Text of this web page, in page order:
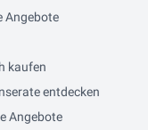
Angebote
kaufen
entdecken
Angebote